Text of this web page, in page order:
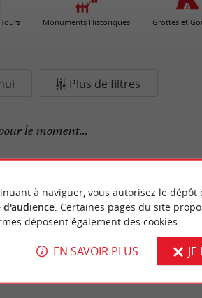
Monuments Historiques Grottes et
Plus de filtres
le moment...
à naviguer, vous autorisez le dépôt
d'audience. Certaines pages du site
déposent également des cookies.
EN SAVOIR PLUS